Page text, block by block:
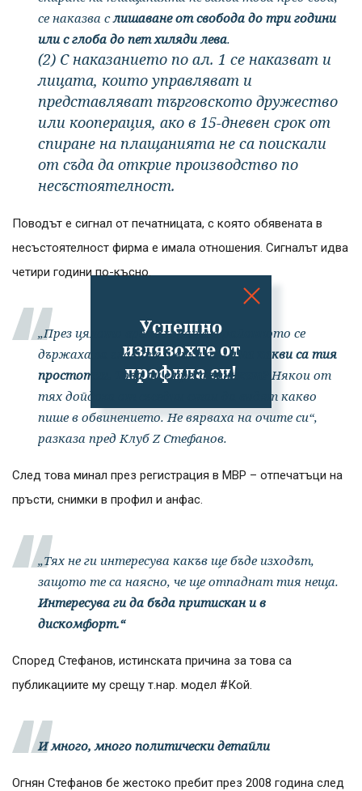
Успешно
излязохте от
профила си!
се наказва слишаване от свобода до три години
или с глоба до пет хиляди лева.
(2) С наказанието по ал. 1 се наказват и
лицата, които управляват и
представляват търговското дружество
или кооперация, ако в 15-дневен срок от
спиране на плащанията не са поискали
от съда да открие производство по
несъстоятелност.
Поводът е сигнал от печатницата, с която обявената в
несъстоятелност фирма е имала отношения. Сигналът идва
четири години по-късно.
„През цялото време хората в районното се
държаха за главите и викаха –ама какви са тия
простотии. Това ли е престъпникът? Някои от
тях дойдоха от съседни стаи да видят какво
пише в обвинението. Не вярваха на очите си“,
разказа пред Клуб Z Стефанов.
След това минал през регистрация в МВР – отпечатъци на
пръсти, снимки в профил и анфас.
„Тях не ги интересува какъв ще бъде изходът,
защото те са наясно, че ще отпаднат тия неща.
Интересува ги да бъда притискан и в
дискомфорт.“
Според Стефанов, истинската причина за това са
публикациите му срещу т.нар. модел #Кой.
И много, много политически детайли
Огнян Стефанов бе жестоко пребит през 2008 година след